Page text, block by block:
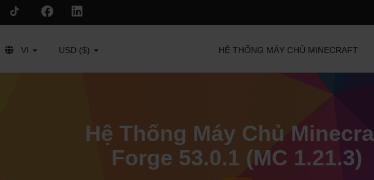
VI USD ($) HỆ THỐNG MÁY CHỦ MINECRAFT
Hệ Thống Máy Chủ
Forge 53.0.1 (MC 1.21.3)